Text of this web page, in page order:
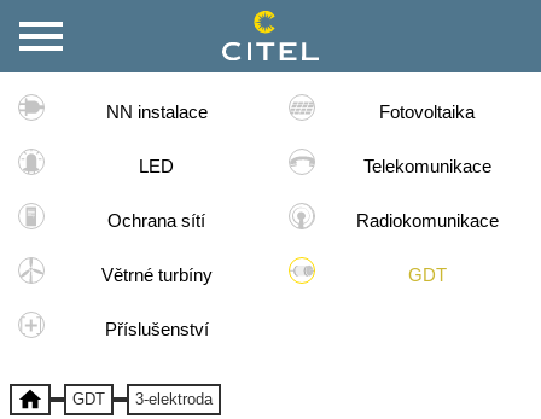
NN instalace Fotovoltaika
LED Telekomunikace
Ochrana sítí Radiokomunikace
Větrné turbíny GDT
Příslušenství
GDT 3-elektroda